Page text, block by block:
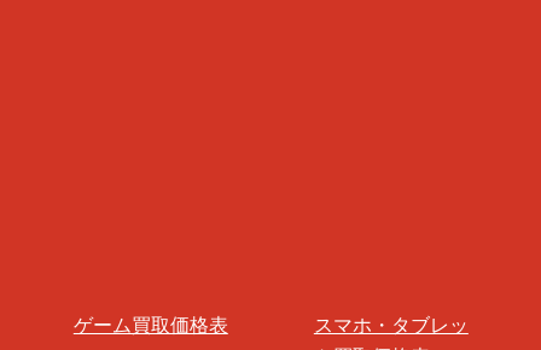
ゲーム買取価格表
スマホ・タブレッ